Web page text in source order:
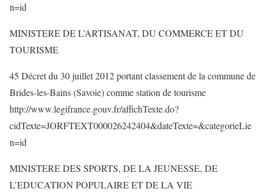
n=id
MINISTERE DE L’ARTISANAT, DU COMMERCE ET DU
TOURISME
45 Décret du 30 juillet 2012 portant classement de la commune de
Brides-les-Bains (Savoie) comme station de tourisme
http://www.legifrance.gouv.fr/affichTexte.do?
cidTexte=JORFTEXT000026242404&dateTexte=&categorieLie
n=id
MINISTERE DES SPORTS, DE LA JEUNESSE, DE
L’EDUCATION POPULAIRE ET DE LA VIE